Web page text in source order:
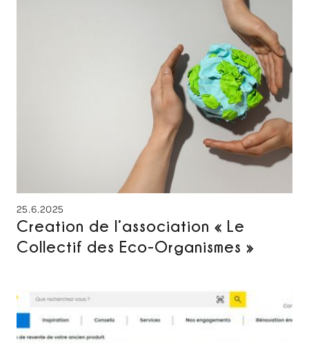
25.6.2025
Creation de l’association « Le
Collectif des Eco-Organismes »